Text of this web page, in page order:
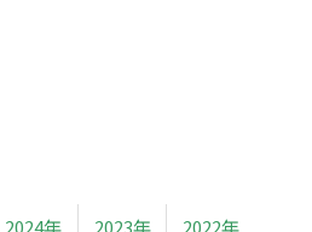
2024年 2023年 2022年